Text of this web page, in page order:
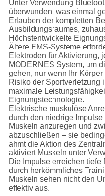
Unter Verwendung
überwunden, was einmal
Erlauben der kompletten
Ausbildungsraumes,
Höchstentwickelte
Ältere EMS-Systeme
Elektroden für Aktivierung,
MODERNES System, um
gehen, nur wenn Ihr
Risiko der Sportverletzung
maximale
Eignungstechnologie.
Elektrische muskulöse
durch den niedrige
Muskeln anzuregen und
abzuschließen – sie
ahmt die Aktion des
aktiviert Muskeln unter
Die Impulse erreichen tiefe
durch herkömmliches
Muskeln sehen nicht den
effektiv aus.